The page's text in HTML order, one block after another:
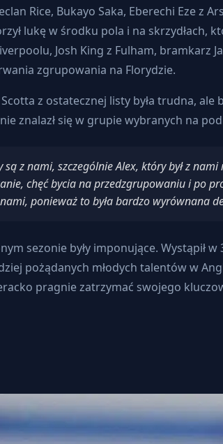
Rice, Bukayo Saka, Eberechi Eze z
lukę w środku pola i na skrzydłach,
Josh King z Fulham, bramkarz
zgrupowania na Florydzie.
z ostatecznej listy była trudna,
znalazł się w grupie wybranych na
są z nami, szczególnie Alex, który był z
chęć bycia na przedzgrupowaniu i po
ponieważ to była bardzo wyrównana
sezonie były imponujące. Wystąpił
pożądanych młodych talentów w
pragnie zatrzymać swojego